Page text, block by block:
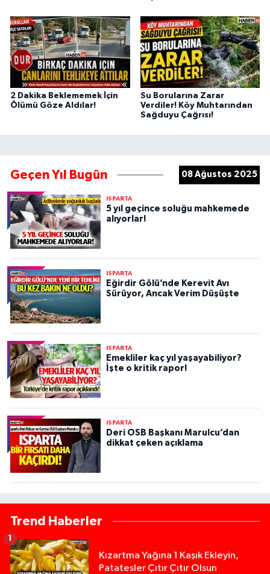
2 Dakika Beklememek İçin
Ölümü Göze Aldılar!
Su Borularına Zarar
Verdiler! Köy Muhtarından
Sağduyu Çağrısı!
Geçen Yıl Bugün 08 Ağustos 2025
ISPARTA
5 yıl geçince soluğu mahkemede
alıyorlar!
ISPARTA
Eğirdir Gölü’nde Kerevit Avı
Sürüyor, Ancak Verim Düşüşte
ISPARTA
Emekliler kaç yıl yaşayabiliyor?
İşte o kritik rapor!
ISPARTA
Deri OSB Başkanı Marulcu’dan
dikkat çeken açıklama
Trend Haberler
Kızartma Yağına 1 Kaşık Ekleyin,
Patatesler Çıtır Çıtır Olsun
1